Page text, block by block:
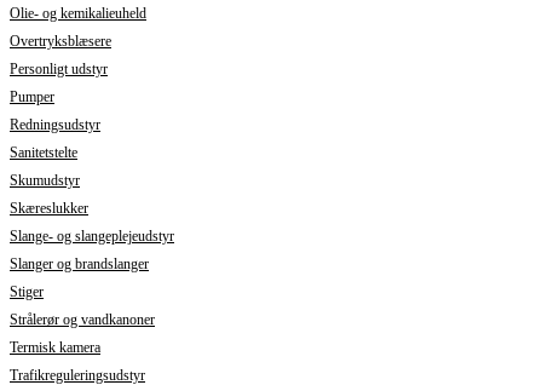
Olie- og kemikalieuheld
Overtryksblæsere
Personligt udstyr
Pumper
Redningsudstyr
Sanitetstelte
Skumudstyr
Skæreslukker
Slange- og slangeplejeudstyr
Slanger og brandslanger
Stiger
Strålerør og vandkanoner
Termisk kamera
Trafikreguleringsudstyr